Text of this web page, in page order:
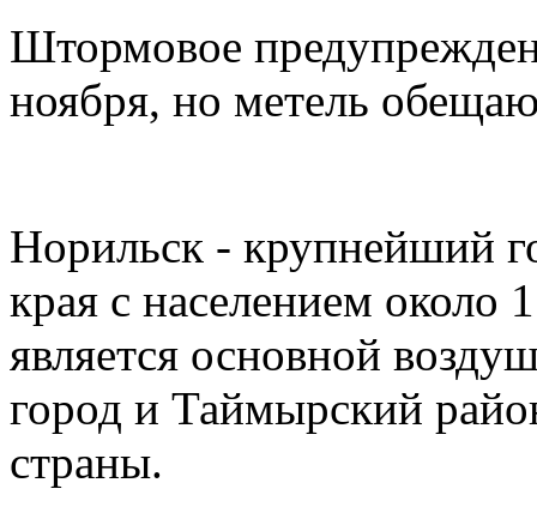
Штормовое
ноября, но метель
Норильск - крупнейший
края с населением около
является основной
город и Таймырский
страны.